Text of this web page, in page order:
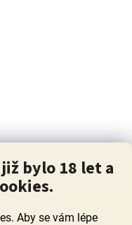
bylo 18 let a
Aby se vám lépe